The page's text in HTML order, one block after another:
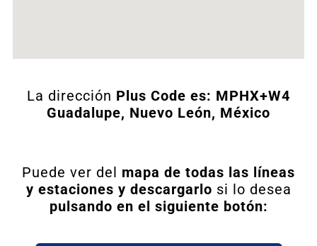
La dirección Plus Code es: MPHX+W4
Guadalupe, Nuevo León, México
Puede ver del mapa de todas las líneas
y estaciones y descargarlo si lo desea
pulsando en el siguiente botón: